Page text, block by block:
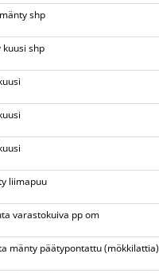
shp
shp
liimapuu
varastokuiva pp om
mänty päätypontattu (mökkilattia)